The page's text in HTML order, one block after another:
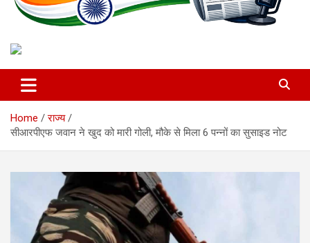
kotwar.in
Home
राज्य
सीआरपीएफ जवान ने खुद को मारी गोली, मौके से मिला 6 पन्नों का सुसाइड नोट